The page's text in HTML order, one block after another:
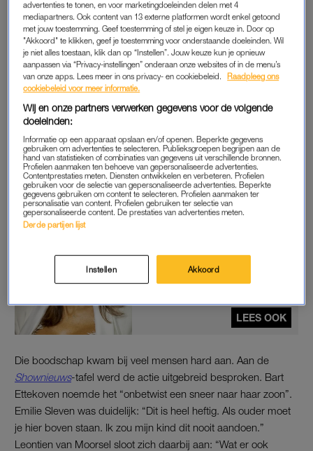
Het enige dat te zien was, waren de muzikale optredens. En
die vielen bij veel kijkers niet in de smaak. Online werd het
optreden omschreven als ‘niet om aan te horen’.
RACHEL HAZES
Naast de kritiek liet ook Rachel Hazes van zich horen. Op haar
een fotolijstje van André Hazes sr. met opgestoken
middelvingers. Aan de foto had ze het nummerEen Roos Voor
Joutoegevoegd. Daarbij schreef ze: ‘Over zingen gesproken,
dit was het laatste liedje na twee uur zingen en nog steeds
geweldig qua stem.’
Rachel Hazes staat stil bij
huwelijksjubileum: 'Nog
steeds heel trots dat ik jouw
LEES OOK
Die boodschap kwam bij veel mensen hard aan. Aan de
Shownieuws-tafel werd de actie uitgebreid besproken. Bart
Ettekoven noemde het “onbetwist een sneer naar haar zoon”.
Emilie Sleven was duidelijk: “Dit is heel heftig. Als ouder moet
je hier boven staan. Ik zou mijn kind dit nooit aandoen.”
Leontien van Moorsel sloot zich daarbij aan: “Wat er ook
advertenties te tonen, en voor marketingdoeleinden delen met 4
mediapartners. Ook content van 13 externe platformen wordt enkel getoond
met jouw toestemming. Geef toestemming of stel je eigen keuze in. Door op
"Akkoord" te klikken, geef je toestemming voor onderstaande doeleinden. Wil
je niet alles toestaan, klik dan op “Instellen”. Jouw keuze kun je opnieuw
aanpassen via “Privacy-instellingen” onderaan onze websites of in de menu’s
van onze apps. Lees meer in ons privacy- en cookiebeleid.
Raadpleeg ons
cookiebeleid voor meer informatie.
Wij en onze partners verwerken gegevens voor de volgende
doeleinden:
Informatie op een apparaat opslaan en/of openen. Beperkte gegevens
gebruiken om advertenties te selecteren. Publieksgroepen begrijpen aan de
hand van statistieken of combinaties van gegevens uit verschillende bronnen.
Profielen aanmaken ten behoeve van gepersonaliseerde advertenties.
Contentprestaties meten. Diensten ontwikkelen en verbeteren. Profielen
gebruiken voor de selectie van gepersonaliseerde advertenties. Beperkte
gegevens gebruiken om content te selecteren. Profielen aanmaken ter
personalisatie van content. Profielen gebruiken ter selectie van
gepersonaliseerde content. De prestaties van advertenties meten.
Derde partijen lijst
Instellen Akkoord